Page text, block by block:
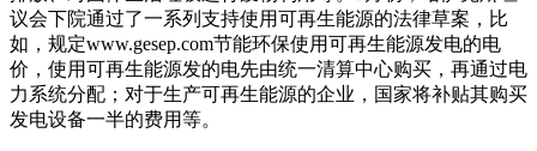
议会下院通过了一系列支持使用可再生能源的法律草案，比
如，规定www.gesep.com节能环保使用可再生能源发电的电
价，使用可再生能源发的电先由统一清算中心购买，再通过电
力系统分配； 对于生产可再生能源的企业，国家将补贴其购买
发电设备一半的费用等。